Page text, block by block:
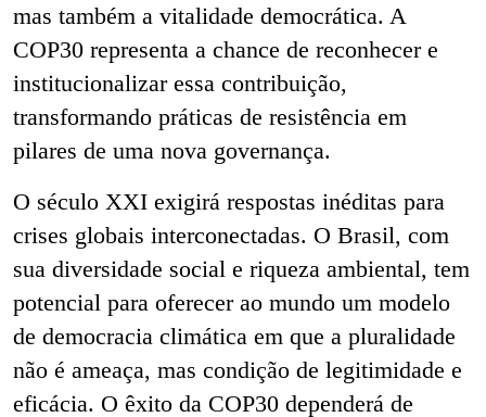
mas também a vitalidade democrática. A
COP30 representa a chance de reconhecer e
institucionalizar essa contribuição,
transformando práticas de resistência em
pilares de uma nova governança.
O século XXI exigirá respostas inéditas para
crises globais interconectadas. O Brasil, com
sua diversidade social e riqueza ambiental, tem
potencial para oferecer ao mundo um modelo
de democracia climática em que a pluralidade
não é ameaça, mas condição de legitimidade e
eficácia. O êxito da COP30 dependerá de